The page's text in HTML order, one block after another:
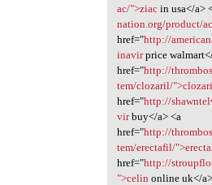
ac/">ziacin usa</a>
nation.org/product/
href="http://
inavirprice
href="http://
tem/clozaril/
href="http://
virbuy</a> <a
href="http://
tem/erectafil/
href="http://
">celin online uk</